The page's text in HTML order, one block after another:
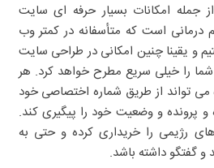
جمله امکانات بسیار حرفه ای سایت
درمانی است که متأسفانه در کمتر وب
و یقینا چنین امکانی در طراحی سایت
شما را خیلی سریع مطرح خواهد کرد. هر
می تواند از طریق شماره اختصاصی خود
و پرونده و وضعیت خود را پیگیری کند.
رژیمی را خریداری کرده و حتی به
گفتگو داشته باشد.